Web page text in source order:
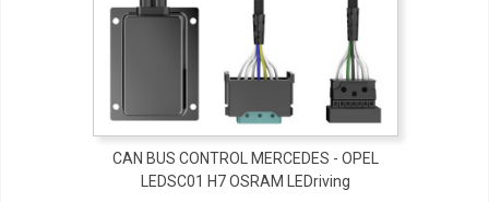
CAN BUS CONTROL MERCEDES - OPEL
LEDSC01 H7 OSRAM LEDriving